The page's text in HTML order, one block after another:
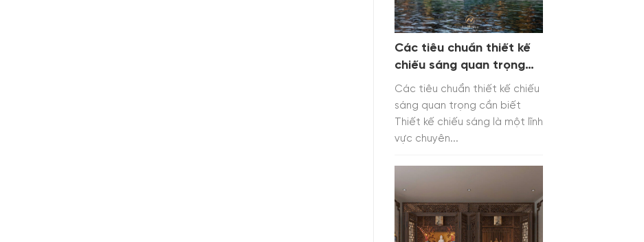
Các tiêu chuẩn thiết kế
chiếu sáng quan trọng
cần biết
Các tiêu chuẩn thiết kế chiếu
sáng quan trọng cần biết
Thiết kế chiếu sáng là một lĩnh
vực chuyên...